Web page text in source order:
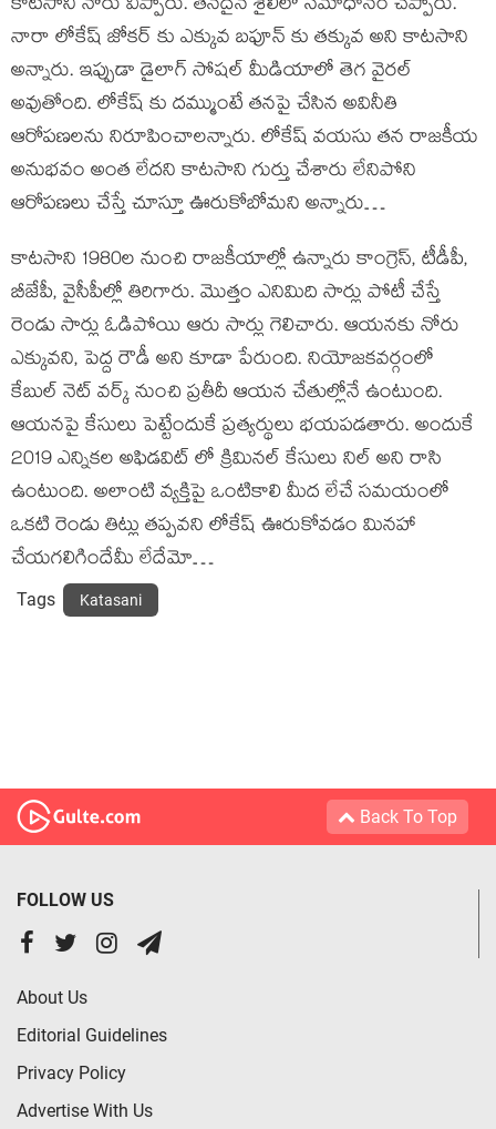
నారా లోకేష్ జోకర్ కు ఎక్కువ బఫూన్ కు తక్కువ అని కాటసాని
అన్నారు. ఇప్పుడా డైలాగ్ సోషల్ మీడియాలో తెగ వైరల్
అవుతోంది. లోకేష్ కు దమ్ముంటే తనపై చేసిన అవినీతి
ఆరోపణలను నిరూపించాలన్నారు. లోకేష్ వయసు తన రాజకీయ
అనుభవం అంత లేదని కాటసాని గుర్తు చేశారు లేనిపోని
ఆరోపణలు చేస్తే చూస్తూ ఊరుకోబోమని అన్నారు…
కాటసాని 1980ల నుంచి రాజకీయాల్లో ఉన్నారు కాంగ్రెస్, టీడీపీ,
బీజేపీ, వైసీపీల్లో తిరిగారు. మొత్తం ఎనిమిది సార్లు పోటీ చేస్తే
రెండు సార్లు ఓడిపోయి ఆరు సార్లు గెలిచారు. ఆయనకు నోరు
ఎక్కువని, పెద్ద రౌడీ అని కూడా పేరుంది. నియోజకవర్గంలో
కేబుల్ నెట్ వర్క్ నుంచి ప్రతీదీ ఆయన చేతుల్లోనే ఉంటుంది.
ఆయనపై కేసులు పెట్టేందుకే ప్రత్యర్థులు భయపడతారు. అందుకే
2019 ఎన్నికల అఫిడవిట్ లో క్రిమినల్ కేసులు నిల్ అని రాసి
ఉంటుంది. అలాంటి వ్యక్తిపై ఒంటికాలి మీద లేచే సమయంలో
ఒకటి రెండు తిట్లు తప్పవని లోకేష్ ఊరుకోవడం మినహా
చేయగలిగిందేమీ లేదేమో…
Tags Katasani
Back To Top
FOLLOW US
About Us
Editorial Guidelines
Privacy Policy
Advertise With Us